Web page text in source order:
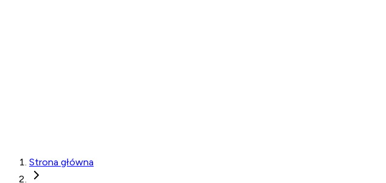
Strona główna